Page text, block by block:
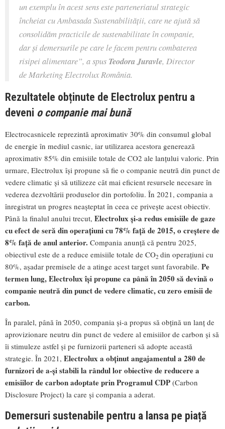
un exemplu în acest sens este parteneriatul strategic
încheiat cu Ambasada Sustenabilității, care ne ajută să
consolidăm practicile de sustenabilitate în companie,
dar și demersurile pe care le facem pentru combaterea
risipei alimentare”, a spus Teodora Juravle, Director
de Marketing Electrolux România.
Rezultatele obținute de Electrolux pentru a
deveni o companie mai bună
Electrocasnicele reprezintă aproximativ 30% din consumul global
de energie în mediul casnic, iar utilizarea acestora generează
aproximativ 85% din emisiile totale de CO2 ale lanţului valoric. Prin
urmare, Electrolux își propune să fie o companie neutră din punct de
vedere climatic și să utilizeze cât mai eficient resursele necesare în
vederea dezvoltării produselor din portofoliu. În 2021, compania a
înregistrat un progres neașteptat în ceea ce privește acest obiectiv.
Până la finalul anului trecut, Electrolux și-a redus emisiile de gaze
cu efect de seră din operațiuni cu 78% față de 2015, o creștere de
8% față de anul anterior. Compania anunță că pentru 2025,
obiectivul este de a reduce emisiile totale de CO2 din operațiuni cu
80%, așadar premisele de a atinge acest target sunt favorabile. Pe
termen lung, Electrolux își propune ca până în 2050 să devină o
companie neutră din punct de vedere climatic, cu zero emisii de
carbon.
În paralel, până în 2050, compania și-a propus să obțină un lanț de
aprovizionare neutru din punct de vedere al emisiilor de carbon și să
îi stimuleze astfel și pe furnizorii parteneri să adopte această
strategie. În 2021, Electrolux a obținut angajamentul a 280 de
furnizori de a-și stabili la rândul lor obiective de reducere a
emisiilor de carbon adoptate prin Programul CDP (Carbon
Disclosure Project) la care și compania a aderat.
Demersuri sustenabile pentru a lansa pe piață